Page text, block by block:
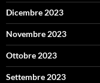
Dicembre 2023
Novembre 2023
Ottobre 2023
Settembre 2023